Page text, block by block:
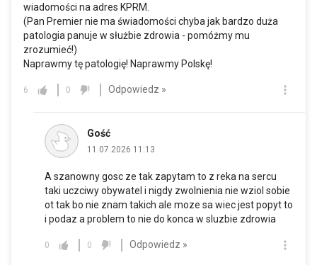
wiadomości na adres KPRM.
(Pan Premier nie ma świadomości chyba jak bardzo duża
patologia panuje w służbie zdrowia - pomóżmy mu
zrozumieć!)
Naprawmy tę patologię! Naprawmy Polskę!
6 0 Odpowiedz »
Gość
11.07.2026 11:13
A szanowny gosc ze tak zapytam to z reka na sercu
taki uczciwy obywatel i nigdy zwolnienia nie wziol sobie
ot tak bo nie znam takich ale moze sa wiec jest popyt to
i podaz a problem to nie do konca w sluzbie zdrowia
0 0 Odpowiedz »